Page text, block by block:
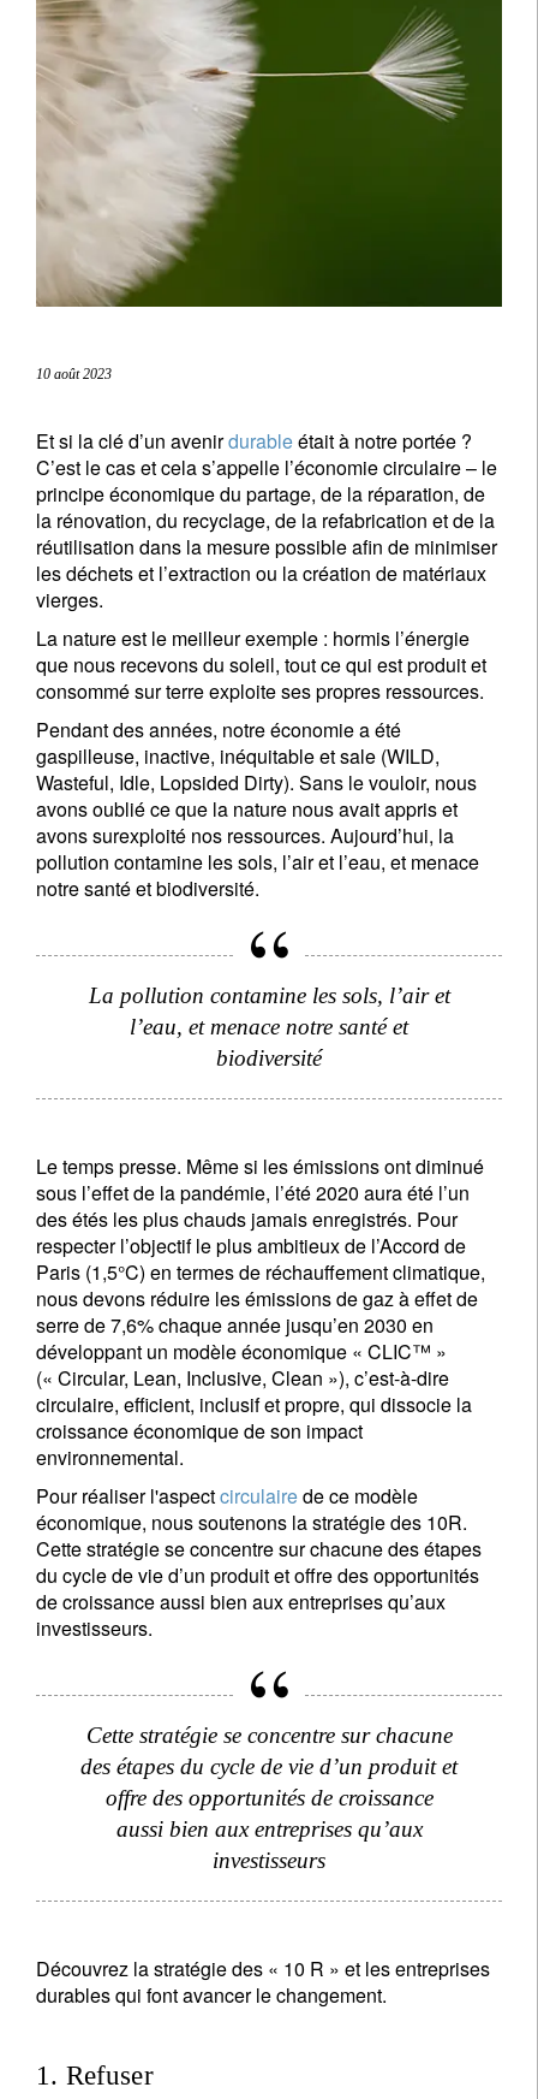
10 août 2023
Et si la clé d’un avenirdurableétait à notre portée ?
C’est le cas et cela s’appelle l’économie circulaire – le
principe économique du partage, de la réparation, de
la rénovation, du recyclage, de la refabrication et de la
réutilisation dans la mesure possible afin de minimiser
les déchets et l’extraction ou la création de matériaux
vierges.
La nature est le meilleur exemple : hormis l’énergie
que nous recevons du soleil, tout ce qui est produit et
consommé sur terre exploite ses propres ressources.
Pendant des années, notre économie a été
gaspilleuse, inactive, inéquitable et sale (WILD,
Wasteful, Idle, Lopsided Dirty). Sans le vouloir, nous
avons oublié ce que la nature nous avait appris et
avons surexploité nos ressources. Aujourd’hui, la
pollution contamine les sols, l’air et l’eau, et menace
notre santé et biodiversité.
La pollution contamine les sols, l’air et
l’eau, et menace notre santé et
biodiversité
Le temps presse. Même si les émissions ont diminué
sous l’effet de la pandémie, l’été 2020 aura été l’un
des étés les plus chauds jamais enregistrés. Pour
respecter l’objectif le plus ambitieux de l’Accord de
Paris (1,5°C) en termes de réchauffement climatique,
nous devons réduire les émissions de gaz à effet de
serre de 7,6% chaque année jusqu’en 2030 en
développant un modèle économique « CLIC™ »
(« Circular, Lean, Inclusive, Clean »), c’est-à-dire
circulaire, efficient, inclusif et propre, qui dissocie la
croissance économique de son impact
environnemental.
Pour réaliser l'aspectcirculairede ce modèle
économique, nous soutenons la stratégie des 10R.
Cette stratégie se concentre sur chacune des étapes
du cycle de vie d’un produit et offre des opportunités
de croissance aussi bien aux entreprises qu’aux
investisseurs.
Cette stratégie se concentre sur chacune
des étapes du cycle de vie d’un produit et
offre des opportunités de croissance
aussi bien aux entreprises qu’aux
investisseurs
Découvrez la stratégie des « 10 R » et les entreprises
durables qui font avancer le changement.
1. Refuser